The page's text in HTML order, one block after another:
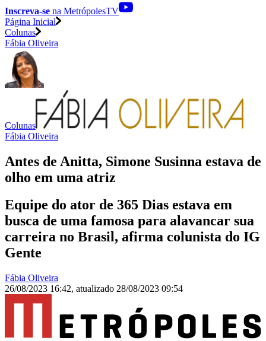
Inscreva-se na MetrópolesTV
Página Inicial
Colunas
Fábia Oliveira
Colunas
Fábia Oliveira
Antes de Anitta, Simone Susinna estava de
olho em uma atriz
Equipe do ator de 365 Dias estava em
busca de uma famosa para alavancar sua
carreira no Brasil, afirma colunista do IG
Gente
Fábia Oliveira
26/08/2023 16:42, atualizado 28/08/2023 09:54